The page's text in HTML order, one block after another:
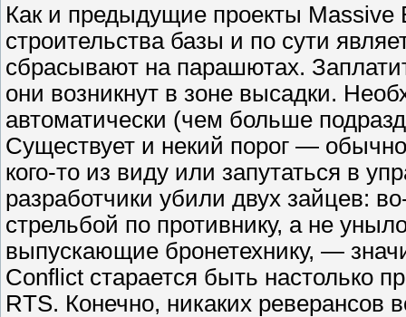
Как и предыдущие проекты Massive
строительства базы и по сути
сбрасывают на парашютах.
они возникнут в зоне высадки.
автоматически (чем больше
Существует и некий порог —
кого-то из виду или запутаться в
разработчики убили двух зайцев:
стрельбой по противнику, а не
выпускающие бронетехнику, —
Conflict старается быть настолько
RTS. Конечно, никаких реверансов